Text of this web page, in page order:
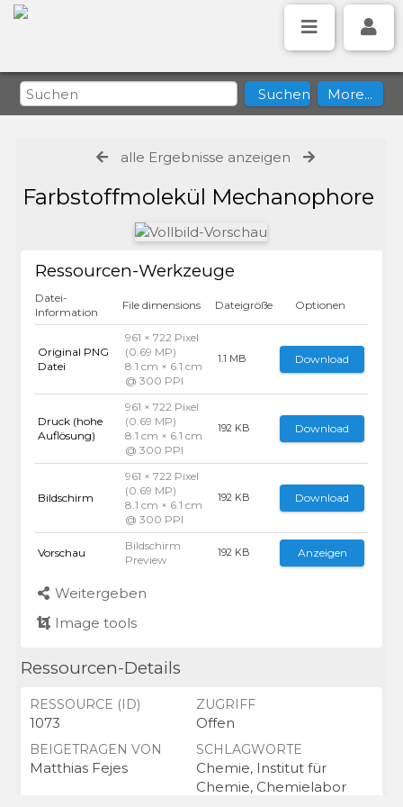
alle Ergebnisse anzeigen
Farbstoffmolekül Mechanophore
Ressourcen-Werkzeuge
Datei-
Information
File dimensions Dateigröße Optionen
Original PNG
Datei
961 × 722 Pixel
(0.69 MP)
8.1 cm × 6.1 cm
@ 300 PPI
1.1 MB Download
Druck (hohe
Auflösung)
961 × 722 Pixel
(0.69 MP)
8.1 cm × 6.1 cm
@ 300 PPI
192 KB Download
Bildschirm
961 × 722 Pixel
(0.69 MP)
8.1 cm × 6.1 cm
@ 300 PPI
192 KB Download
Vorschau
Bildschirm
Preview
192 KB Anzeigen
Weitergeben
Image tools
Ressourcen-Details
RESSOURCE (ID)
1073
ZUGRIFF
Offen
BEIGETRAGEN VON
Matthias Fejes
SCHLAGWORTE
Chemie, Institut für
Chemie, Chemielabor